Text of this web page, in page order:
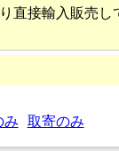
直接輸入販売し
み 取寄のみ